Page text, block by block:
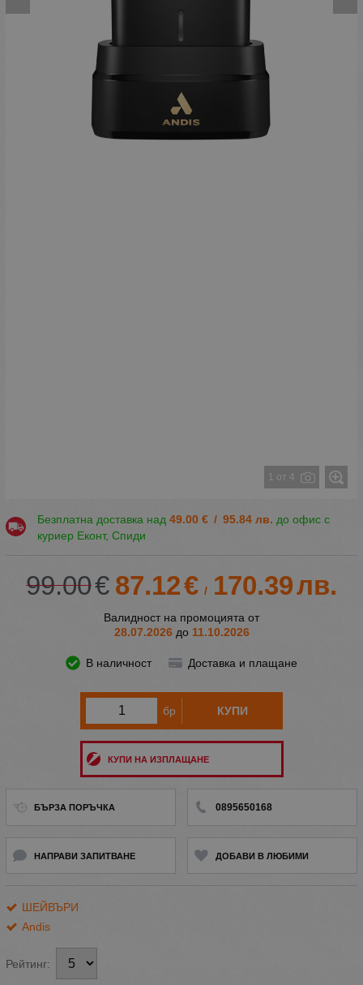
1 от 4
Безплатна доставка над 49.00 € / 95.84 лв. до офис с
куриер Еконт, Спиди
99.00€ 87.12€ / 170.39лв.
Валидност на промоцията от
28.07.2026 до 11.10.2026
В наличност Доставка и плащане
бр КУПИ
КУПИ НА ИЗПЛАЩАНЕ
БЪРЗА ПОРЪЧКА 0895650168
НАПРАВИ ЗАПИТВАНЕ ДОБАВИ В ЛЮБИМИ
ШЕЙВЪРИ
Andis
Рейтинг: